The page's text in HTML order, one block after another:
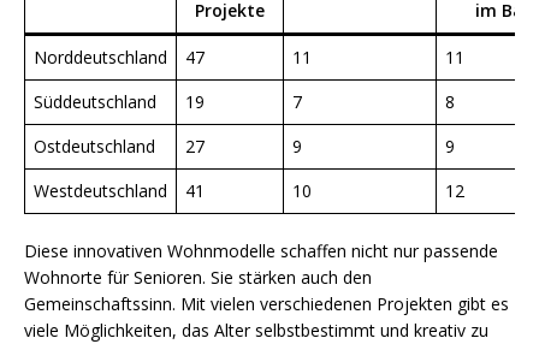
Projekte im Bau
Norddeutschland 47 11
11
Süddeutschland
19 7
8
Ostdeutschland
27 9
9
Westdeutschland
41 10 12
Diese innovativen Wohnmodelle schaffen nicht nur passende
Wohnorte für Senioren. Sie stärken auch den
Gemeinschaftssinn. Mit vielen verschiedenen Projekten gibt es
viele Möglichkeiten, das Alter selbstbestimmt und kreativ zu